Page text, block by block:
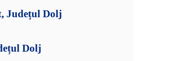
Județul Dolj
Dolj